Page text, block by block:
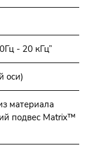
- 20 кГц”
оси)
материала
подвес Matrix™